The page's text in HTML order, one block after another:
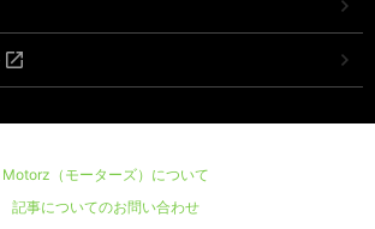
Motorz（モーターズ）について
記事についてのお問い合わせ